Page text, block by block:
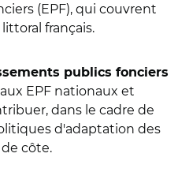
(EPF), qui couvrent
français.
publics fonciers
EPF nationaux et
dans le cadre de
d'adaptation des
côte.